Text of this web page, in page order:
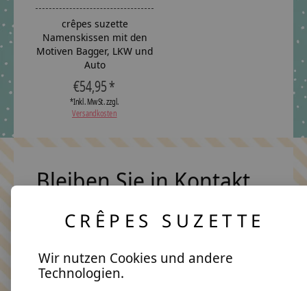
crêpes suzette
Namenskissen mit den
Motiven Bagger, LKW und
Auto
€54,95 *
*Inkl. MwSt. zzgl.
Versandkosten
Bleiben Sie in Kontakt
Keine Sorge, wir übertreiben es nicht
CRÊPES SUZETTE
Wir nutzen Cookies und andere
Technologien.